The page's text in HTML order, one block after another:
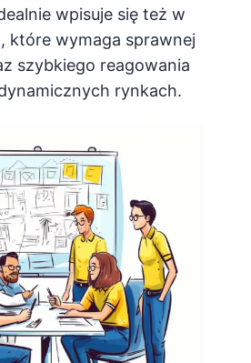
wpisuje się też w
które wymaga sprawnej
szybkiego reagowania
rynkach.